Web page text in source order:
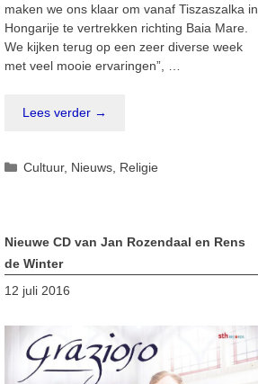
maken we ons klaar om vanaf Tiszaszalka in
Hongarije te vertrekken richting Baia Mare.
We kijken terug op een zeer diverse week
met veel mooie ervaringen”, …
Lees verder →
Categorieën
Cultuur, Nieuws Religie
Nieuwe CD van Jan Rozendaal en Rens
de Winter
12 juli 2016